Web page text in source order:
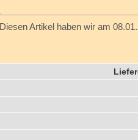
Diesen Artikel haben wir am